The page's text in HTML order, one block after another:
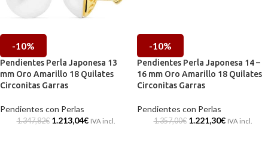
-10%
Pendientes Perla Japonesa 13
mm Oro Amarillo 18 Quilates
Circonitas Garras
Pendientes con Perlas
1.347,82€ 1.213,04€ IVA incl.
-10%
Pendientes Perla Japonesa 14 –
16 mm Oro Amarillo 18 Quilates
Circonitas Garras
Pendientes con Perlas
1.357,00€ 1.221,30€ IVA incl.